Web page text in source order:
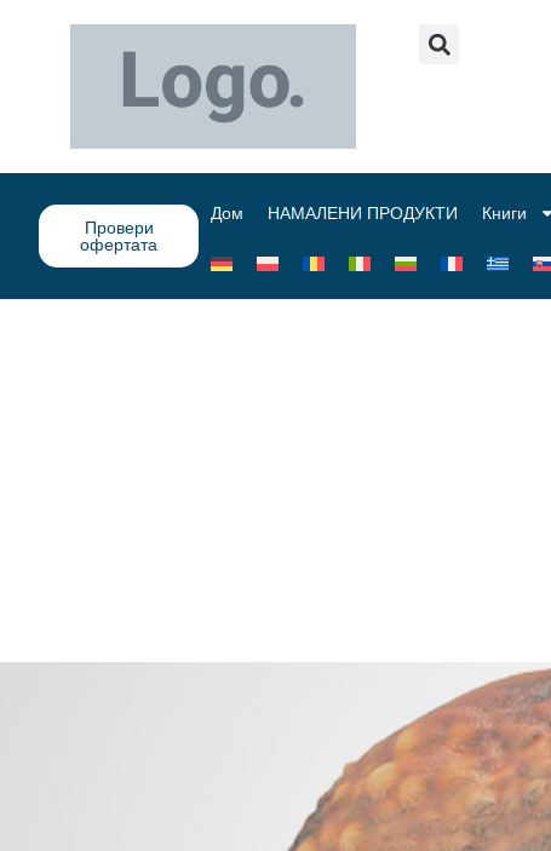
Провери
офертата
Дом НАМАЛЕНИ ПРОДУКТИ Книги